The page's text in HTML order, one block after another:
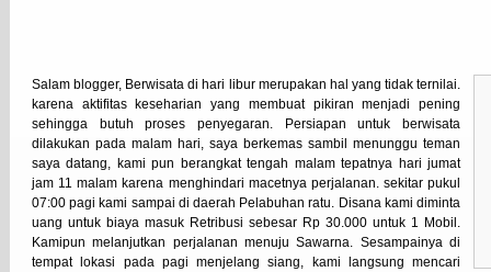
Salam blogger, Berwisata di hari libur merupakan hal yang tidak ternilai.
karena aktifitas keseharian yang membuat pikiran menjadi pening
sehingga butuh proses penyegaran. Persiapan untuk berwisata
dilakukan pada malam hari, saya berkemas sambil menunggu teman
saya datang, kami pun berangkat tengah malam tepatnya hari jumat
jam 11 malam karena menghindari macetnya perjalanan. sekitar pukul
07:00 pagi kami sampai di daerah Pelabuhan ratu. Disana kami diminta
uang untuk biaya masuk Retribusi sebesar Rp 30.000 untuk 1 Mobil.
Kamipun melanjutkan perjalanan menuju Sawarna. Sesampainya di
tempat lokasi pada pagi menjelang siang, kami langsung mencari